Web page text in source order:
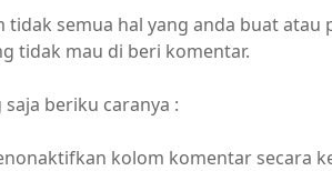
tidak semua hal yang anda buat
tidak mau di beri komentar.
beriku caranya :
kolom komentar secara